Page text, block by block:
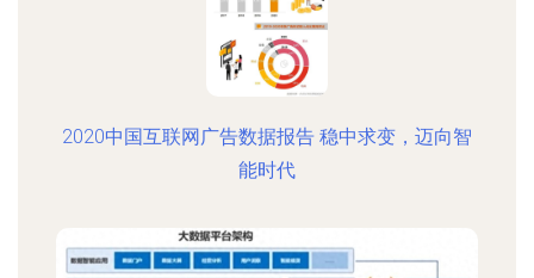
2020中国互联网广告数据报告 稳中求变，迈向智
能时代